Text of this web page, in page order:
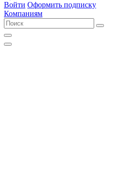
Войти Оформить подписку
Компаниям